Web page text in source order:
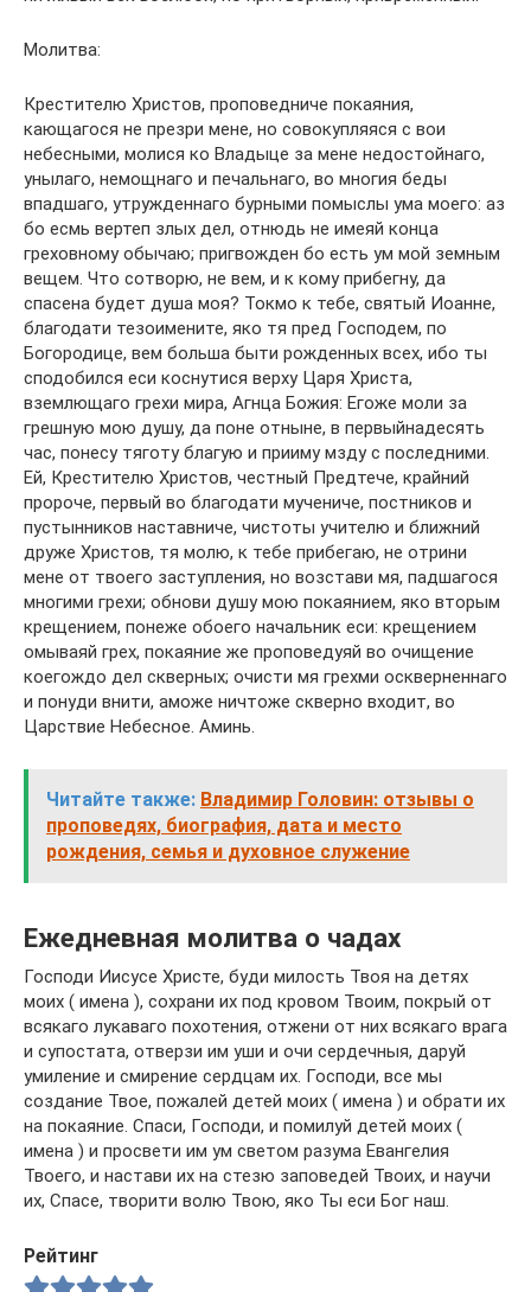
Молитва:
Крестителю Христов, проповедниче покаяния,
кающагося не презри мене, но совокупляяся с вои
небесными, молися ко Владыце за мене недостойнаго,
унылаго, немощнаго и печальнаго, во многия беды
впадшаго, утружденнаго бурными помыслы ума моего: аз
бо есмь вертеп злых дел, отнюдь не имеяй конца
греховному обычаю; пригвожден бо есть ум мой земным
вещем. Что сотворю, не вем, и к кому прибегну, да
спасена будет душа моя? Токмо к тебе, святый Иоанне,
благодати тезоимените, яко тя пред Господем, по
Богородице, вем больша быти рожденных всех, ибо ты
сподобился еси коснутися верху Царя Христа,
вземлющаго грехи мира, Агнца Божия: Егоже моли за
грешную мою душу, да поне отныне, в первыйнадесять
час, понесу тяготу благую и прииму мзду с последними.
Ей, Крестителю Христов, честный Предтече, крайний
пророче, первый во благодати мучениче, постников и
пустынников наставниче, чистоты учителю и ближний
друже Христов, тя молю, к тебе прибегаю, не отрини
мене от твоего заступления, но возстави мя, падшагося
многими грехи; обнови душу мою покаянием, яко вторым
крещением, понеже обоего начальник еси: крещением
омываяй грех, покаяние же проповедуяй во очищение
коегождо дел скверных; очисти мя грехми оскверненнаго
и понуди внити, аможе ничтоже скверно входит, во
Царствие Небесное. Аминь.
Читайте также: Владимир Головин: отзывы о
проповедях, биография, дата и место
рождения, семья и духовное служение
Ежедневная молитва о чадах
Господи Иисусе Христе, буди милость Твоя на детях
моих ( имена ), сохрани их под кровом Твоим, покрый от
всякаго лукаваго похотения, отжени от них всякаго врага
и супостата, отверзи им уши и очи сердечныя, даруй
умиление и смирение сердцам их. Господи, все мы
создание Твое, пожалей детей моих ( имена ) и обрати их
на покаяние. Спаси, Господи, и помилуй детей моих (
имена ) и просвети им ум светом разума Евангелия
Твоего, и настави их на стезю заповедей Твоих, и научи
их, Спасе, творити волю Твою, яко Ты еси Бог наш.
Рейтинг